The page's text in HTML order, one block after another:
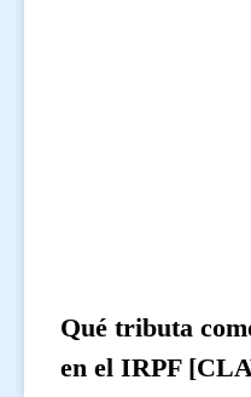
Qué tributa
en el IRPF